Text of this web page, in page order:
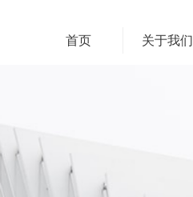
首页 关于我们